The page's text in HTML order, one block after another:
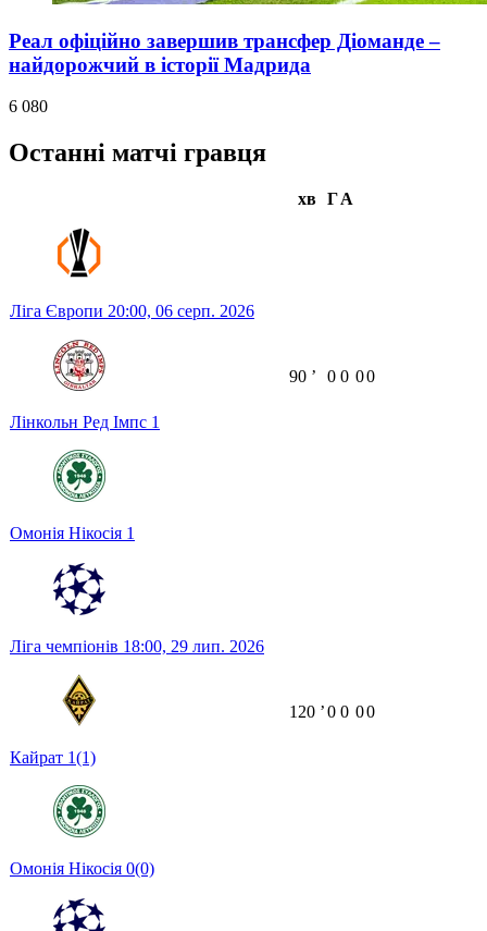
Реал офіційно завершив трансфер Діоманде –
найдорожчий в історії Мадрида
6 080
Останні матчі гравця
хв ГА
Ліга Європи 20:00, 06 серп. 2026
Лінкольн Ред Імпс 1
Омонія Нікосія 1
90 ʼ 0 0 00
Ліга чемпіонів 18:00, 29 лип. 2026
Кайрат 1(1)
Омонія Нікосія 0(0)
120 ʼ0 0 00